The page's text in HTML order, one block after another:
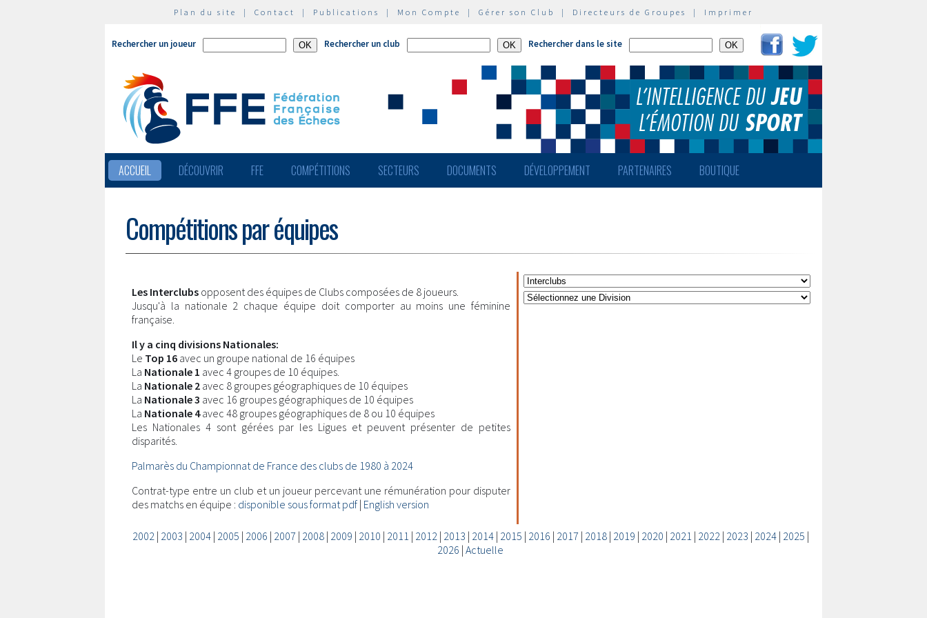
Plan du site | Contact | Publications | Mon Compte | Gérer son Club | Directeurs de Groupes | Imprimer
Rechercher un joueur Rechercher un club Rechercher dans le site
ACCUEIL DÉCOUVRIR FFE COMPÉTITIONS SECTEURS DOCUMENTS DÉVELOPPEMENT PARTENAIRES BOUTIQUE
Compétitions par équipes
Les Interclubs opposent des équipes de Clubs composées de 8 joueurs.
Jusqu'à la nationale 2 chaque équipe doit comporter au moins une féminine
française.
Il y a cinq divisions Nationales:
Le Top 16 avec un groupe national de 16 équipes
La Nationale 1 avec 4 groupes de 10 équipes.
La Nationale 2 avec 8 groupes géographiques de 10 équipes
La Nationale 3 avec 16 groupes géographiques de 10 équipes
La Nationale 4avec 48 groupes géographiques de 8 ou 10 équipes
Les Nationales 4 sont gérées par les Ligues et peuvent présenter de petites
disparités.
Palmarès du Championnat de France des clubs de 1980 à 2024
Contrat-type entre un club et un joueur percevant une rémunération pour disputer
des matchs en équipe : disponible sous format pdf | English version
2002| 2003 | 2004| 2005 | 2006 | 2007 | 2008| 2009 | 2010 | 2011 | 2012| 2013 | 2014| 2015 | 2016 | 2017 | 2018| 2019 | 2020 | 2021 | 2022| 2023 | 2024| 2025 |
2026 | Actuelle